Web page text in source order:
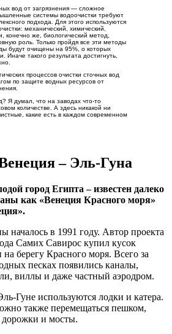
вод от загрязнения — сложное
системы водоочистки требуют
подхода. Для этого используются
механический, химический,
конечно же, биологический метод,
роль. Только пройдя все эти методы
будут очищены на 95%, о которых
Иначе такого результата достигнуть,
процессов очистки сточных вод
по защите водных ресурсов от
Я думал, что на заводах что-то
количестве. А здесь никакой ни
какие есть в каждом современном
– Эль-Гуна
город Египта – известен далеко
как «Венеция Красного моря»
началось в 1991 году. Автор проекта
Самих Савирос купил кусок
берегу Красного моря. Всего за
песках появились каналы,
виллы и даже частный аэродром.
Гуне используются лодки и катера.
также перемещаться пешком,
дорожки и мосты.